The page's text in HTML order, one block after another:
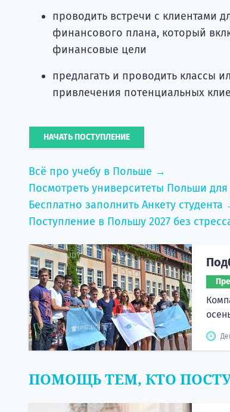
проводить встречи с клиентами
финансового плана, который
финансовые цели
предлагать и проводить
привлечения потенциальных
НАЧАТЬ ПОСТУПЛЕНИЕ
Всё про учебу в Польше →
Посмотреть университеты Польши
Бесплатно заполнить Анкету студента
Поступление в Польшу 2027 без
ПОМОЩЬ ТЕМ, КТО